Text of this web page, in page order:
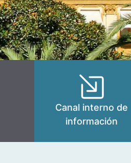
Canal interno de
información